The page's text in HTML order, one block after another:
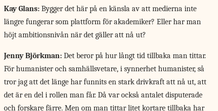
Kay Glans: Bygger det här på en känsla av att medierna inte
längre fungerar som plattform för akademiker? Eller har man
höjt ambitionsnivån när det gäller att nå ut?
Jenny Björkman: Det beror på hur långt tid tillbaka man tittar.
För humanister och samhällsvetare, i synnerhet humanister, så
tror jag att det länge har funnits en stark drivkraft att nå ut, att
det är en del i rollen man får. Då var också antalet disputerade
och forskare färre. Men om man tittar litet kortare tillbaka har